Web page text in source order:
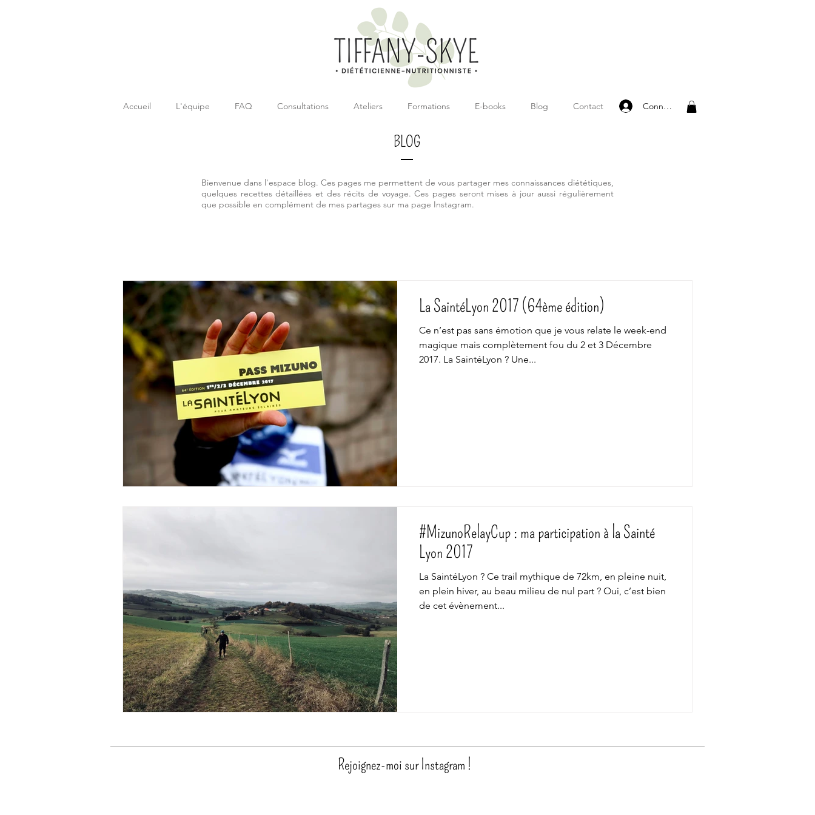
Accueil L'équipe FAQ Consultations Ateliers Formations E-books Blog Contact Connexion
BLOG
Bienvenue dans l'espace blog. Ces pages me permettent de vous partager mes connaissances diététiques,
quelques recettes détaillées et des récits de voyage. Ces pages seront mises à jour aussi régulièrement
que possible en complément de mes partages sur ma page Instagram.
La SaintéLyon 2017 (64ème édition)
Ce n’est pas sans émotion que je vous relate le week-end
magique mais complètement fou du 2 et 3 Décembre
2017. La SaintéLyon ? Une...
#MizunoRelayCup : ma participation à la Sainté
Lyon 2017
La SaintéLyon ? Ce trail mythique de 72km, en pleine nuit,
en plein hiver, au beau milieu de nul part ? Oui, c’est bien
de cet évènement...
Rejoignez-moi sur Instagram !